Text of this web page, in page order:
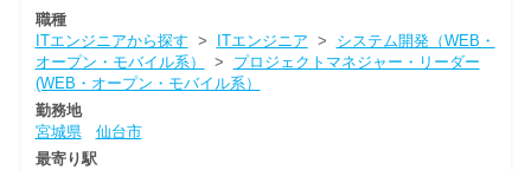
職種
ITエンジニアから探す > ITエンジニア > システム開発（WEB・
オープン・モバイル系）
> プロジェクトマネジャー・リーダー
(WEB・オープン・モバイル系）
勤務地
宮城県
仙台市
最寄り駅